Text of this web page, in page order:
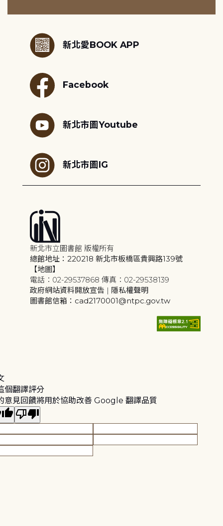
新北愛BOOK APP
Facebook
新北市圖Youtube
新北市圖IG
新北市立圖書館 版權所有
總館地址：220218 新北市板橋區貴興路139號
【地圖】
電話：02-29537868 傳真：02-29538139
政府網站資料開放宣告 | 隱私權聲明
圖書館信箱：cad2170001@ntpc.gov.tw
個翻譯評分
意見回饋將用於協助改善 Google 翻譯品質